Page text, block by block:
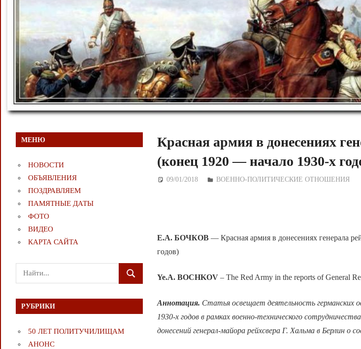
Красная армия в донесениях
(конец 1920 — начало 1930-х
09/01/2018 Дежурный по Редакции
ВОЕННО-ПОЛИТИЧЕСКИE ОТНОШЕНИЯ
Е.А. БОЧКОВ — Красная армия в донесениях генерала
годов)
Ye.A. BOCHKOV – The Red Army in the reports of General
Аннотация. Статья освещает деятельность германских
1930-х годов в рамках военно-технического
донесений генерал-майора рейхсвера Г. Хальма в Берлин о
МЕНЮ
НОВОСТИ
ОБЪЯВЛЕНИЯ
ПОЗДРАВЛЯЕМ
ПАМЯТНЫЕ ДАТЫ
ФОТО
ВИДЕО
КАРТА САЙТА
Поиск
для:
ПОИСК
РУБРИКИ
50 ЛЕТ ПОЛИТУЧИЛИЩАМ
АНОНС